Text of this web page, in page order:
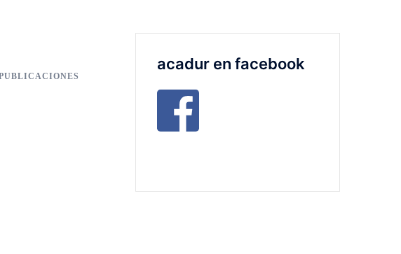
acadur en facebook